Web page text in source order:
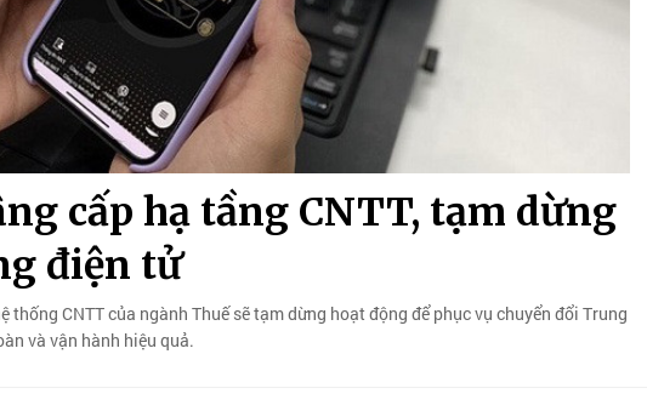
cấp hạ tầng CNTT, tạm dừng
điện tử
CNTT của ngành Thuế sẽ tạm dừng hoạt động để phục vụ chuyển đổi Trung
và vận hành hiệu quả.